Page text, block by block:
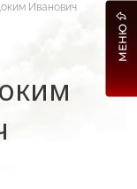
Иванович
МЕНЮ